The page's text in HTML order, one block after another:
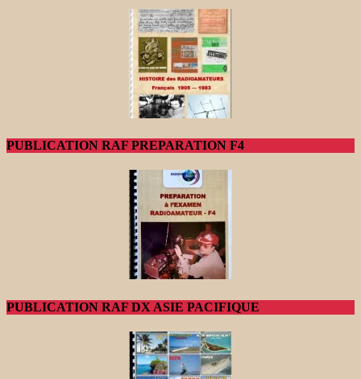
PUBLICATION RAF PREPARATION F4
PUBLICATION RAF DX ASIE PACIFIQUE